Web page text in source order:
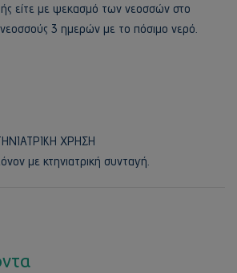
είτε με ψεκασμό των νεοσσών στο
νεοσσούς 3 ημερών με το πόσιμο νερό.
ΧΡΗΣΗ
με κτηνιατρική συνταγή.